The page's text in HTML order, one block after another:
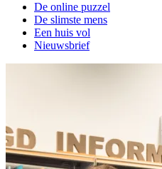
De online puzzel
De slimste mens
Een huis vol
Nieuwsbrief